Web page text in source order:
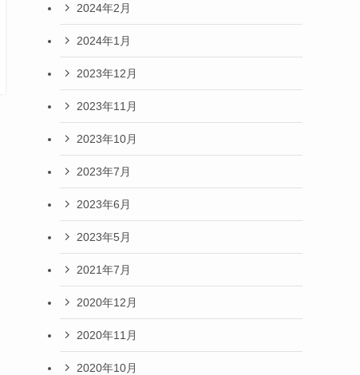
2024年2月
2024年1月
2023年12月
2023年11月
2023年10月
2023年7月
2023年6月
2023年5月
2021年7月
2020年12月
2020年11月
2020年10月